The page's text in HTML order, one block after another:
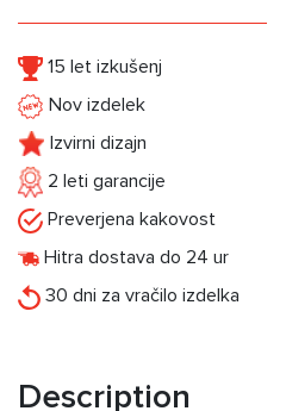
15 let izkušenj
Nov izdelek
Izvirni dizajn
2 leti garancije
Preverjena kakovost
Hitra dostava do 24 ur
30 dni za vračilo izdelka
Description